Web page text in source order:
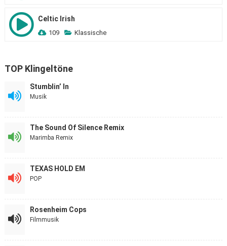
Celtic Irish
109 Klassische
TOP Klingeltöne
Stumblin’ In
Musik
The Sound Of Silence Remix
Marimba Remix
TEXAS HOLD EM
POP
Rosenheim Cops
Filmmusik